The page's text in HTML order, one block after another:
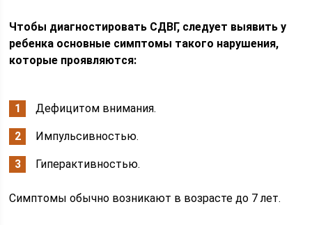
Чтобы диагностировать СДВГ, следует выявить у
ребенка основные симптомы такого нарушения,
которые проявляются:
Дефицитом внимания.
Импульсивностью.
Гиперактивностью.
Симптомы обычно возникают в возрасте до 7 лет.